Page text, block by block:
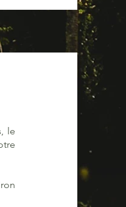
le